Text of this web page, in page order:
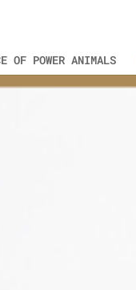
OF POWER ANIMALS